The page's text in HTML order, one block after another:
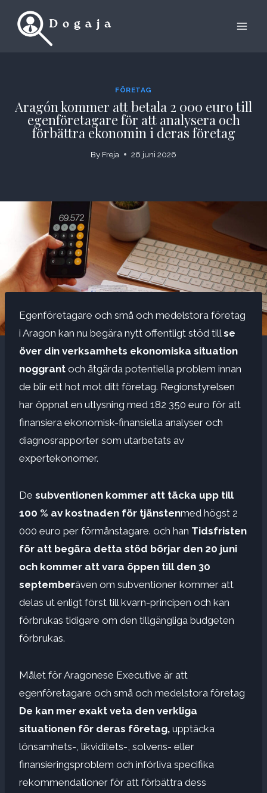
FÖRETAG
Aragón kommer att betala 2 000 euro till
egenföretagare för att analysera och
förbättra ekonomin i deras företag
By Freja 26 juni 2026
Egenföretagare och små och medelstora företag
i Aragon kan nu begära nytt offentligt stöd till se
över din verksamhets ekonomiska situation
noggrant och åtgärda potentiella problem innan
de blir ett hot mot ditt företag. Regionstyrelsen
har öppnat en utlysning med 182 350 euro för att
finansiera ekonomisk-finansiella analyser och
diagnosrapporter som utarbetats av
expertekonomer.
De subventionen kommer att täcka upp till
100 % av kostnaden för tjänstenmed högst 2
000 euro per förmånstagare. och han Tidsfristen
för att begära detta stöd börjar den 20 juni
och kommer att vara öppen till den 30
septemberäven om subventioner kommer att
delas ut enligt först till kvarn-principen och kan
förbrukas tidigare om den tillgängliga budgeten
förbrukas.
Målet för Aragonese Executive är att
egenföretagare och små och medelstora företag
De kan mer exakt veta den verkliga
situationen för deras företag, upptäcka
lönsamhets-, likviditets-, solvens- eller
finansieringsproblem och införliva specifika
rekommendationer för att förbättra dess